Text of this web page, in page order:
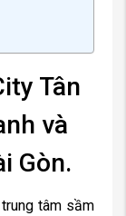
Tân
và
Gòn.
tâm sầm